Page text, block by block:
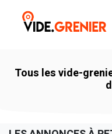
Tous les vide-